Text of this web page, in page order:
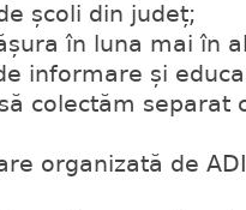
școli din județ;
în luna mai în
informare și
colectăm separat
organizată de